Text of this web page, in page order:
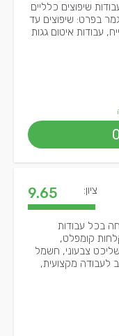
שיפוצים כלליים
בפרט: שיפוצים עד
עבודות איטום גגות
ציון: 9.65
בכל עבודות
קומפלט,
צבעוני, חשמל
לעבודה מקצועית,